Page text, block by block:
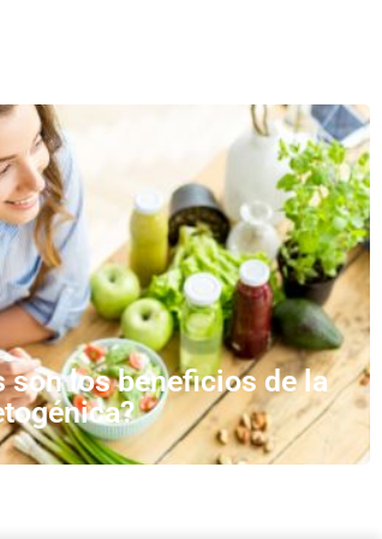
son los beneficios de la